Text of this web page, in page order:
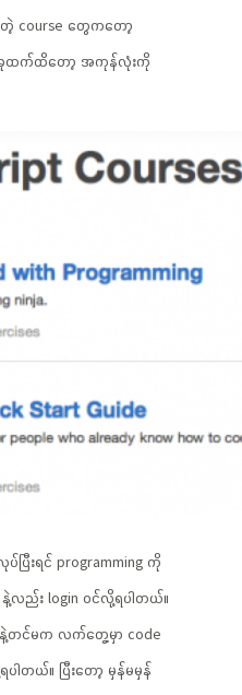
course တွေကတော့
အခုထက်ထိတော့ အကုန်လုံးကို
ပြီးရင် programming ကို
နဲ့လည်း login ဝင်လို့ရပါတယ်။
တင်မက လက်တွေ့မှာ code
ါတယ်။ ပြီးတော့ မှန်မမှန်